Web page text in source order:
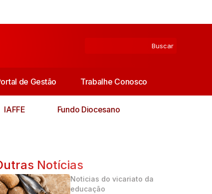
de Gestão Trabalhe Conosco
IAFFE Fundo Diocesano
Notícias
Noticias do vicariato da
educação